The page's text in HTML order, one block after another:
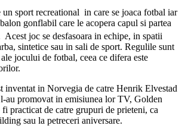
un sport recreational in care se joaca fotbal iar
gonflabil care le acopera capul si partea
Acest joc se desfasoara in echipe, in spatii
sintetice sau in sali de sport. Regulile sunt
jocului de fotbal, ceea ce difera este
in Norvegia de catre Henrik Elvestad
au promovat in emisiunea lor TV, Golden
practicat de catre grupuri de prieteni, ca
sau la petreceri aniversare.